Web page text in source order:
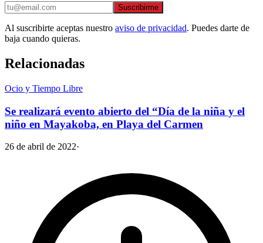
Suscribirme
Al suscribirte aceptas nuestro aviso de privacidad. Puedes darte de
baja cuando quieras.
Relacionadas
Ocio y Tiempo Libre
Se realizará evento abierto del “Día de la niña y el
niño en Mayakoba, en Playa del Carmen
26 de abril de 2022·